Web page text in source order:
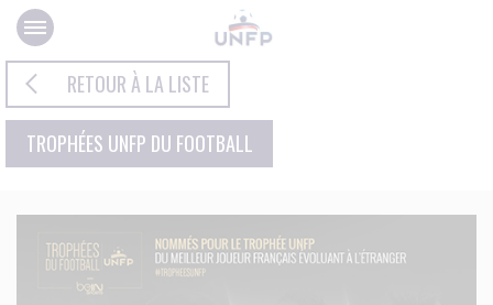
Panneau de gestion des cookies
RETOUR À LA LISTE
TROPHÉES UNFP DU FOOTBALL